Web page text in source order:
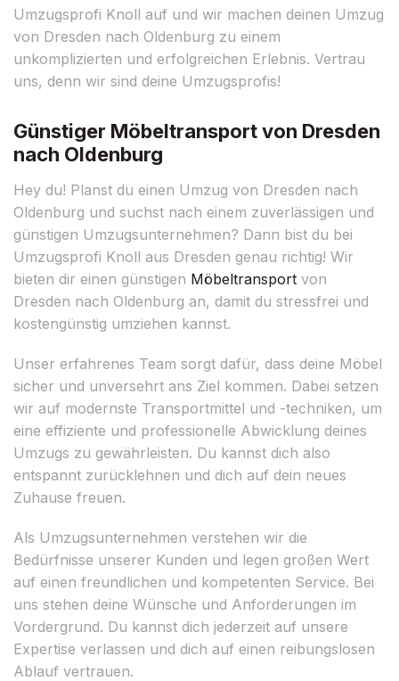
Umzugsprofi Knoll auf und wir machen deinen Umzug
von Dresden nach Oldenburg zu einem
unkomplizierten und erfolgreichen Erlebnis. Vertrau
uns, denn wir sind deine Umzugsprofis!
Günstiger Möbeltransport von Dresden
nach Oldenburg
Hey du! Planst du einen Umzug von Dresden nach
Oldenburg und suchst nach einem zuverlässigen und
günstigen Umzugsunternehmen? Dann bist du bei
Umzugsprofi Knoll aus Dresden genau richtig! Wir
bieten dir einen günstigen Möbeltransport von
Dresden nach Oldenburg an, damit du stressfrei und
kostengünstig umziehen kannst.
Unser erfahrenes Team sorgt dafür, dass deine Möbel
sicher und unversehrt ans Ziel kommen. Dabei setzen
wir auf modernste Transportmittel und -techniken, um
eine effiziente und professionelle Abwicklung deines
Umzugs zu gewährleisten. Du kannst dich also
entspannt zurücklehnen und dich auf dein neues
Zuhause freuen.
Als Umzugsunternehmen verstehen wir die
Bedürfnisse unserer Kunden und legen großen Wert
auf einen freundlichen und kompetenten Service. Bei
uns stehen deine Wünsche und Anforderungen im
Vordergrund. Du kannst dich jederzeit auf unsere
Expertise verlassen und dich auf einen reibungslosen
Ablauf vertrauen.